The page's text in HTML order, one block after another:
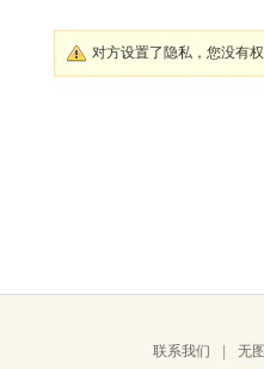
对方设置了隐私，您没有
联系我们 无